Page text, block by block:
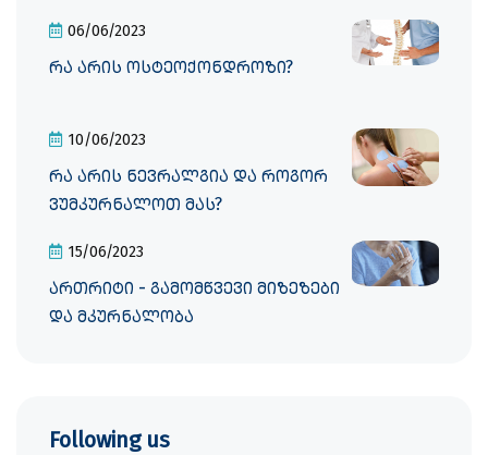
06/06/2023
რა არის ოსტეოქონდროზი?
10/06/2023
რა არის ნევრალგია და როგორ
ვუმკურნალოთ მას?
15/06/2023
ართრიტი - გამომწვევი მიზეზები
და მკურნალობა
Following us